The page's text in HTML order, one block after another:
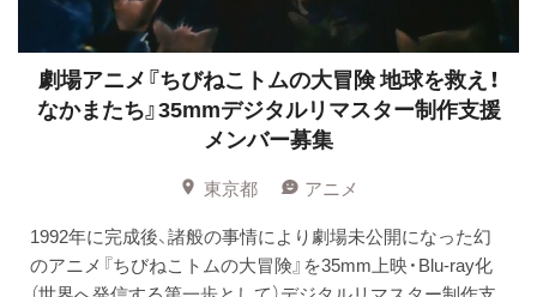
劇場アニメ『ちびねこトムの大冒険 地球を救え！
なかまたち』35mmデジタルリマスター制作支援
メンバー募集
東京都
アニメ
1992年に完成後、諸般の事情により劇場未公開になった幻
のアニメ『ちびねこトムの大冒険』を35mm上映・Blu-ray化